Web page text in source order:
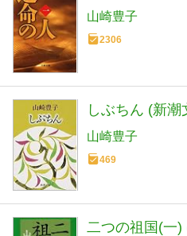
山崎豊子
2306
しぶちん (新潮
山崎豊子
469
二つの祖国(一)